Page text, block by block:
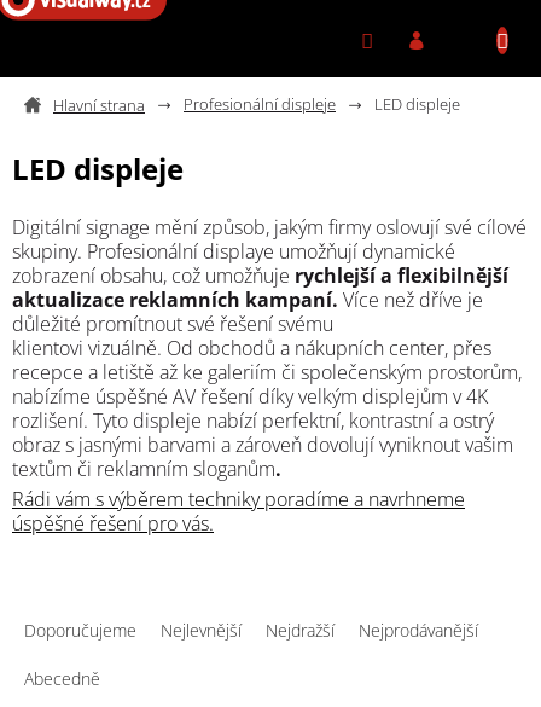
Přejít na obsah
Profesionální displeje LED displeje
LED displeje
Digitální signage mění způsob, jakým firmy oslovují své cílové
skupiny. Profesionální displaye umožňují dynamické
zobrazení obsahu, což umožňuje rychlejší a flexibilnější
aktualizace reklamních kampaní. Více než dříve je
důležité promítnout své řešení svému
klientovi vizuálně. Od obchodů a nákupních center, přes
recepce a letiště až ke galeriím či společenským prostorům,
nabízíme úspěšné AV řešení díky velkým displejům v 4K
rozlišení. Tyto displeje nabízí perfektní, kontrastní a ostrý
obraz s jasnými barvami a zároveň dovolují vyniknout vašim
textům či reklamním sloganům.
Rádi vám s výběrem techniky poradíme a navrhneme
úspěšné řešení pro vás.
Doporučujeme Nejlevnější Nejdražší Nejprodávanější
Abecedně